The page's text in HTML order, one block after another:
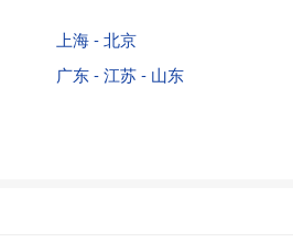
上海 - 北京
广东 - 江苏 - 山东